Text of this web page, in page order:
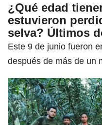
¿Qué edad
estuvieron
selva? Últimos
Este 9 de junio fueron
después de más de un